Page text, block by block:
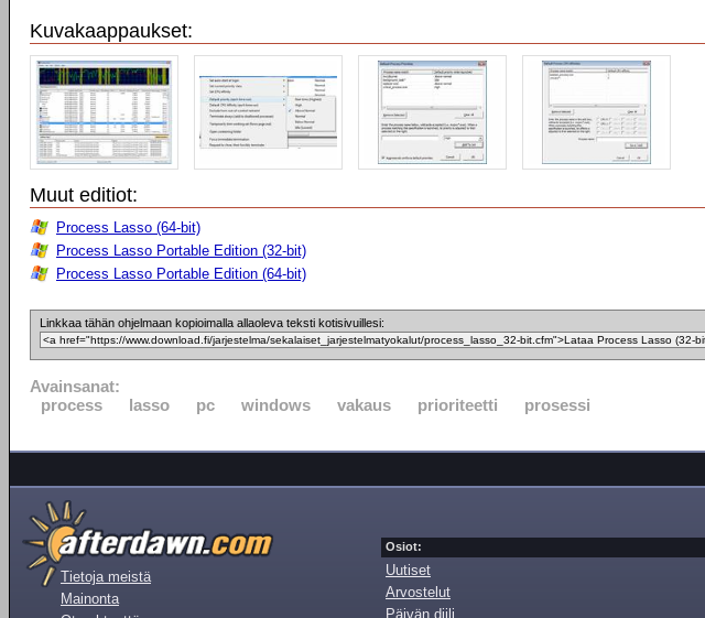
Kuvakaappaukset:
Muut editiot:
Process Lasso (64-bit)
Process Lasso Portable Edition (32-bit)
Process Lasso Portable Edition (64-bit)
Linkkaa tähän ohjelmaan kopioimalla allaoleva teksti kotisivuillesi:
Avainsanat:
process
lasso pc windows vakaus prioriteetti prosessi
Tietoja meistä
Mainonta
Osiot:
Uutiset
Arvostelut
Päivän diili